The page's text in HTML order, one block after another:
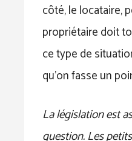
côté, le locataire,
propriétaire doit
ce type de
qu’on fasse un
La législation est
question. Les